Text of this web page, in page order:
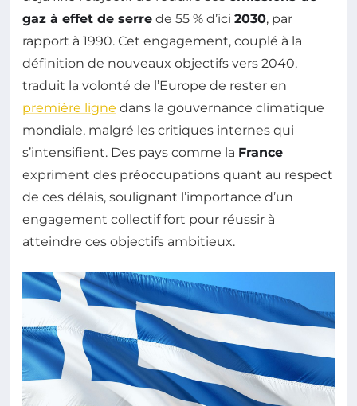
gaz à effet de serre de 55 % d’ici 2030, par
rapport à 1990. Cet engagement, couplé à la
définition de nouveaux objectifs vers 2040,
traduit la volonté de l’Europe de rester en
première ligne dans la gouvernance climatique
mondiale, malgré les critiques internes qui
s’intensifient. Des pays comme la France
expriment des préoccupations quant au respect
de ces délais, soulignant l’importance d’un
engagement collectif fort pour réussir à
atteindre ces objectifs ambitieux.